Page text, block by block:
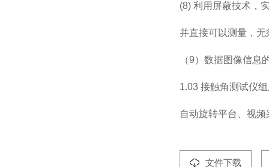
(8) 利用屏蔽技术，
并直接可以测量，
（9）数据图像信息
1.03 接触角测试仪
自动旋转平台、视
文件下载